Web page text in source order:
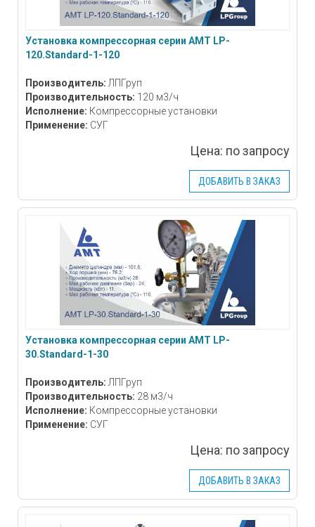
Установка компрессорная серии АМТ LP-
120.Standard-1-120
Производитель: ЛПГруп
Производительность: 120 м3/ч
Исполнение: Компрессорные установки
Применение: СУГ
Цена: по запросу
ДОБАВИТЬ В ЗАКАЗ
Установка компрессорная серии АМТ LP-
30.Standard-1-30
Производитель:ЛПГруп
Производительность: 28 м3/ч
Исполнение: Компрессорные установки
Применение: СУГ
Цена: по запросу
ДОБАВИТЬ В ЗАКАЗ